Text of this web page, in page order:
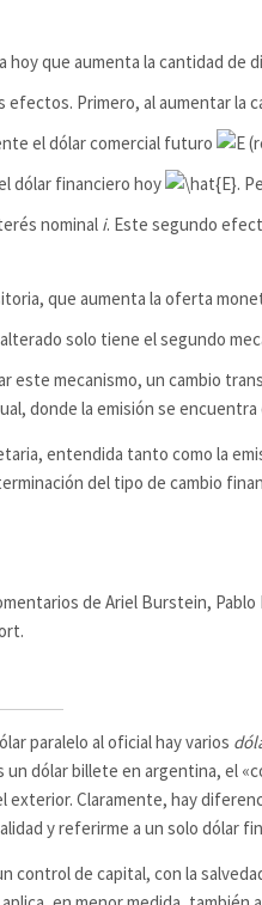
hoy que aumenta la cantidad de
efectos. Primero, al aumentar la
el dólar comercial futuro
dólar financiero hoy
.
nominal i. Este segundo
que aumenta la oferta
solo tiene el segundo
este mecanismo, un cambio
donde la emisión se
entendida tanto como la
del tipo de cambio
de Ariel Burstein,
paralelo al oficial hay varios
un dólar billete en argentina, el
exterior. Claramente, hay
y referirme a un solo dólar
control de capital, con la